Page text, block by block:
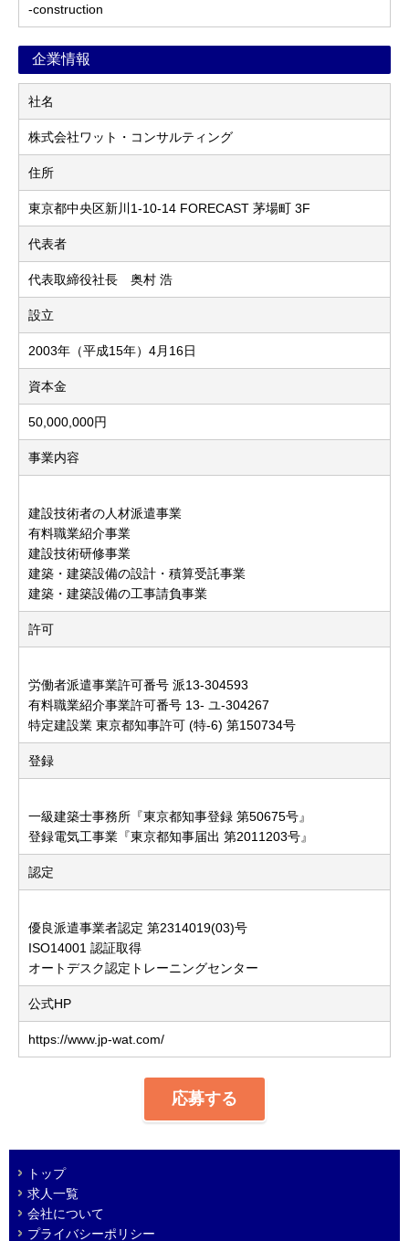
-construction
企業情報
社名
株式会社ワット・コンサルティング
住所
東京都中央区新川1-10-14 FORECAST 茅場町 3F
代表者
代表取締役社長 奥村 浩
設立
2003年（平成15年）4月16日
資本金
50,000,000円
事業内容
建設技術者の人材派遣事業
有料職業紹介事業
建設技術研修事業
建築・建築設備の設計・積算受託事業
建築・建築設備の工事請負事業
許可
労働者派遣事業許可番号 派13-304593
有料職業紹介事業許可番号 13- ユ-304267
特定建設業 東京都知事許可 (特-6) 第150734号
登録
一級建築士事務所『東京都知事登録 第50675号』
登録電気工事業『東京都知事届出 第2011203号』
認定
優良派遣事業者認定 第2314019(03)号
ISO14001 認証取得
オートデスク認定トレーニングセンター
公式HP
https://www.jp-wat.com/
応募する
トップ
求人一覧
会社について
プライバシーポリシー